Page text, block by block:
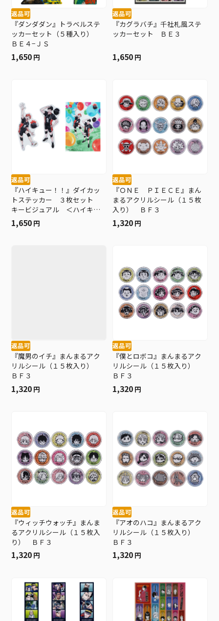
返品可
『ダンダダン』トラベルステ
ッカーセット（５種入り）
ＢＥ４−ＪＳ
1,650 円
返品可
『カグラバチ』千社札風ステ
ッカーセット ＢＥ３
1,650 円
返品可
『ハイキュー！！』ダイカッ
トステッカー ３枚セット
キービジュアル ＜ハイキュ
ー！！ ＦＡＮ ＰＡＲＫ
＞ ＢＥ２
1,650 円
返品可
『ＯＮＥ ＰＩＥＣＥ』まん
まるアクリルシール（１５枚
入り） ＢＦ３
1,320 円
返品可
『魔男のイチ』まんまるアク
リルシール（１５枚入り）
ＢＦ３
1,320 円
返品可
『僕とロボコ』まんまるアク
リルシール（１５枚入り）
ＢＦ３
1,320 円
返品可
『ウィッチウォッチ』まんま
るアクリルシール（１５枚入
り） ＢＦ３
1,320 円
返品可
『アオのハコ』まんまるアク
リルシール（１５枚入り）
ＢＦ３
1,320 円